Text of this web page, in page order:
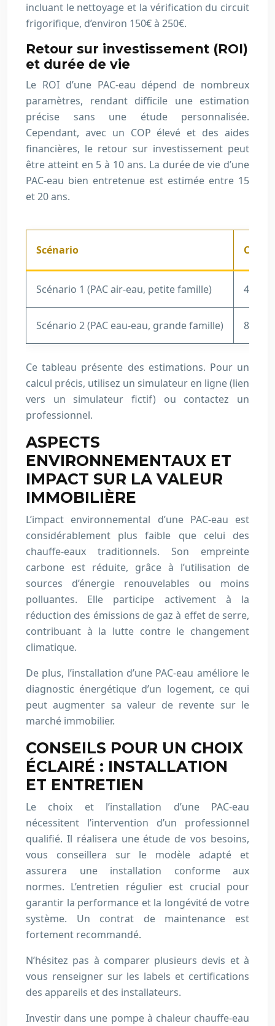
incluant le nettoyage et la vérification du circuit
frigorifique, d’environ 150€ à 250€.
Retour sur investissement (ROI)
et durée de vie
Le ROI d’une PAC-eau dépend de nombreux
paramètres, rendant difficile une estimation
précise sans une étude personnalisée.
Cependant, avec un COP élevé et des aides
financières, le retour sur investissement peut
être atteint en 5 à 10 ans. La durée de vie d’une
PAC-eau bien entretenue est estimée entre 15
et 20 ans.
Scénario Coût
Scénario 1 (PAC air-eau, petite famille) 4000
Scénario 2 (PAC eau-eau, grande famille) 8000
Ce tableau présente des estimations. Pour un
calcul précis, utilisez un simulateur en ligne (lien
vers un simulateur fictif) ou contactez un
professionnel.
ASPECTS
ENVIRONNEMENTAUX ET
IMPACT SUR LA VALEUR
IMMOBILIÈRE
L’impact environnemental d’une PAC-eau est
considérablement plus faible que celui des
chauffe-eaux traditionnels. Son empreinte
carbone est réduite, grâce à l’utilisation de
sources d’énergie renouvelables ou moins
polluantes. Elle participe activement à la
réduction des émissions de gaz à effet de serre,
contribuant à la lutte contre le changement
climatique.
De plus, l’installation d’une PAC-eau améliore le
diagnostic énergétique d’un logement, ce qui
peut augmenter sa valeur de revente sur le
marché immobilier.
CONSEILS POUR UN CHOIX
ÉCLAIRÉ : INSTALLATION
ET ENTRETIEN
Le choix et l’installation d’une PAC-eau
nécessitent l’intervention d’un professionnel
qualifié. Il réalisera une étude de vos besoins,
vous conseillera sur le modèle adapté et
assurera une installation conforme aux
normes. L’entretien régulier est crucial pour
garantir la performance et la longévité de votre
système. Un contrat de maintenance est
fortement recommandé.
N’hésitez pas à comparer plusieurs devis et à
vous renseigner sur les labels et certifications
des appareils et des installateurs.
Investir dans une pompe à chaleur chauffe-eau